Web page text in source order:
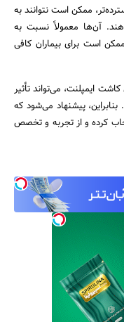
ممکن است نتوانند به
آن‌ها معمولاً نسبت به
است برای بیماران کافی
ایمپلنت، می‌تواند تأثیر
پیشنهاد می‌شود که
کرده و از تجربه و تخصص